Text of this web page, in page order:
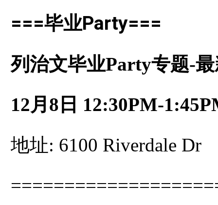
===毕业Party===
列治文毕业Party专题-
12月8日 12:30PM-
地址: 6100 Riverdale Dr